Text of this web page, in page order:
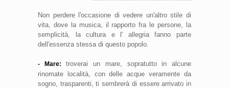
Non perdere l'occasione di vedere un'altro stile di
vita, dove la musica, il rapporto fra le persone, la
semplicità, la cultura e l' allegria fanno parte
dell'essenza stessa di questo popolo.
- Mare: troverai un mare, sopratutto in alcune
rinomate località, con delle acque veramente da
sogno, trasparenti, ti sembrerà di essere arrivato in